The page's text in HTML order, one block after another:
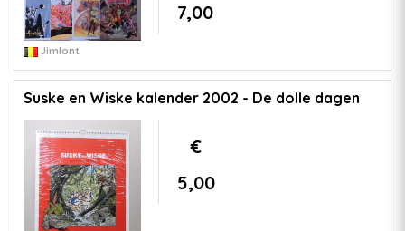
7,00
Jimlont
Suske en Wiske kalender 2002 - De dolle dagen
€
5,00